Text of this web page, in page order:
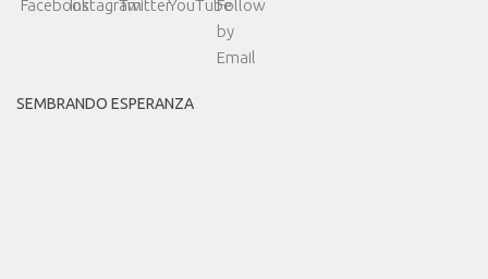
SEMBRANDO ESPERANZA